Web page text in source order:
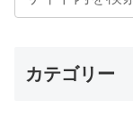
カテゴリー